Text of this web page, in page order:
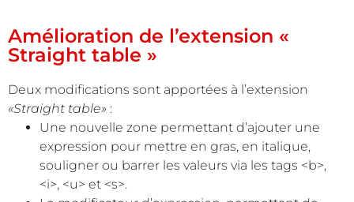
Amélioration de l’extension «
Straight table »
Deux modifications sont apportées à l’extension
«Straight table» :
Une nouvelle zone permettant d’ajouter une
expression pour mettre en gras, en italique,
souligner ou barrer les valeurs via les tags <b>,
<i>, <u> et <s>.